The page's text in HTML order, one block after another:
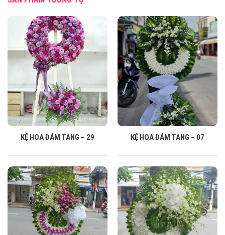
KỆ HOA ĐÁM TANG – 29 KỆ HOA ĐÁM TANG – 07